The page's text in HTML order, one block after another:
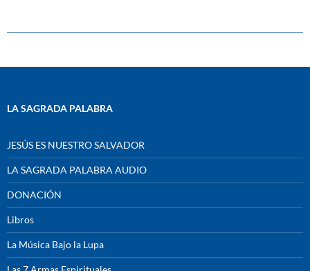
LA SAGRADA PALABRA
JESÚS ES NUESTRO SALVADOR
LA SAGRADA PALABRA AUDIO
DONACIÓN
Libros
La Música Bajo la Lupa